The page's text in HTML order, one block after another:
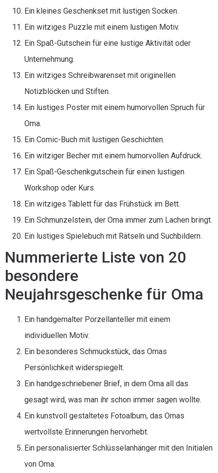
Ein kleines Geschenkset mit lustigen Socken.
Ein witziges Puzzle mit einem lustigen Motiv.
Ein Spaß-Gutschein für eine lustige Aktivität oder
Unternehmung.
Ein witziges Schreibwarenset mit originellen
Notizblöcken und Stiften.
Ein lustiges Poster mit einem humorvollen Spruch für
Oma.
Ein Comic-Buch mit lustigen Geschichten.
Ein witziger Becher mit einem humorvollen Aufdruck.
Ein Spaß-Geschenkgutschein für einen lustigen
Workshop oder Kurs.
Ein witziges Tablett für das Frühstück im Bett.
Ein Schmunzelstein, der Oma immer zum Lachen bringt.
Ein lustiges Spielebuch mit Rätseln und Suchbildern.
Nummerierte Liste von 20
besondere
Neujahrsgeschenke für Oma
Ein handgemalter Porzellanteller mit einem
individuellen Motiv.
Ein besonderes Schmuckstück, das Omas
Persönlichkeit widerspiegelt.
Ein handgeschriebener Brief, in dem Oma all das
gesagt wird, was man ihr schon immer sagen wollte.
Ein kunstvoll gestaltetes Fotoalbum, das Omas
wertvollste Erinnerungen hervorhebt.
Ein personalisierter Schlüsselanhänger mit den Initialen
von Oma.